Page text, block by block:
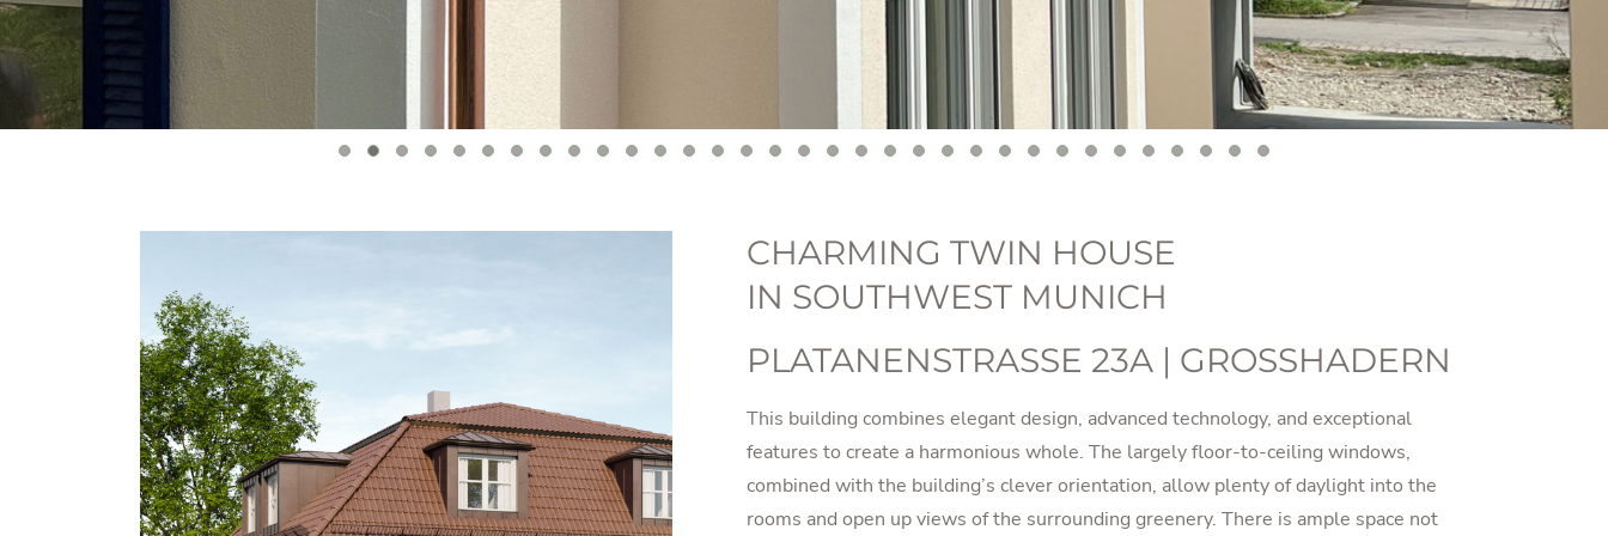
CHARMING TWIN HOUSE
IN SOUTHWEST MUNICH
PLATANENSTRASSE 23A | GROSSHADERN
This building combines elegant design, advanced technology, and exceptional
features to create a harmonious whole. The largely floor-to-ceiling windows,
combined with the building’s clever orientation, allow plenty of daylight into the
rooms and open up views of the surrounding greenery. There is ample space not